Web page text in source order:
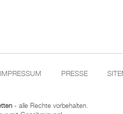
IMPRESSUM PRESSE
- alle Rechte vorbehalten.